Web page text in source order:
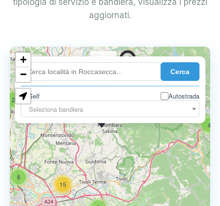
tipologia di servizio e bandiera, visualizza i prezzi
aggiornati.
Cerca
Self
Autostrada
Seleziona bandiera
2
17
6
15
4
+
−